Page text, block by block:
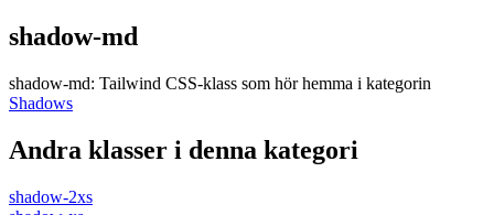
shadow-md
shadow-md: Tailwind CSS-klass som hör hemma i kategorin
Shadows
Andra klasser i denna kategori
shadow-2xs